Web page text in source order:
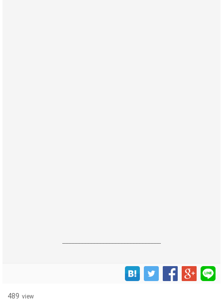
------------------------------------------------------------------
489 view